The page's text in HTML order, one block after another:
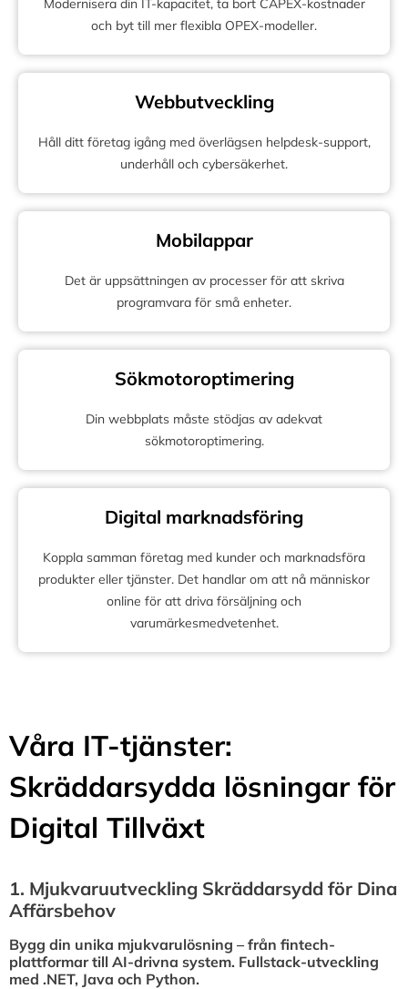
och byt till mer flexibla OPEX-modeller.
Webbutveckling
Håll ditt företag igång med överlägsen helpdesk-support,
underhåll och cybersäkerhet.
Mobilappar
Det är uppsättningen av processer för att skriva
programvara för små enheter.
Sökmotoroptimering
Din webbplats måste stödjas av adekvat
sökmotoroptimering.
Digital marknadsföring
Koppla samman företag med kunder och marknadsföra
produkter eller tjänster. Det handlar om att nå människor
online för att driva försäljning och
varumärkesmedvetenhet.
Våra IT-tjänster:
Skräddarsydda lösningar för
Digital Tillväxt
1.⁠ ⁠Mjukvaruutveckling Skräddarsydd för Dina
Affärsbehov
Bygg din unika mjukvarulösning – från fintech-
plattformar till AI-drivna system. Fullstack-utveckling
med .NET, Java och Python.